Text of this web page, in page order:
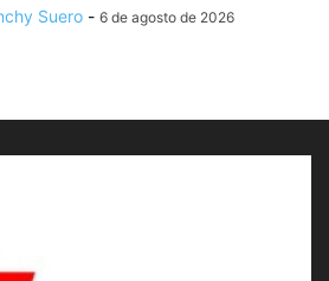
Suero - 6 de agosto de 2026